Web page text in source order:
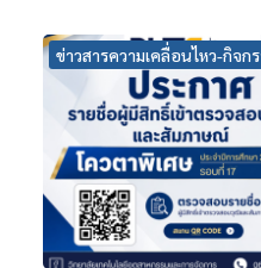
ข่าวสารความเคลื่อนไหว-กิจก